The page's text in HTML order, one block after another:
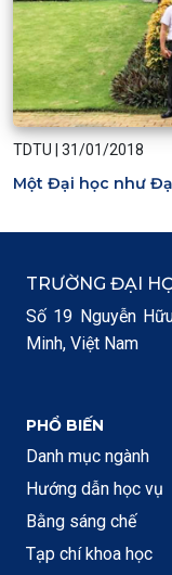
TDTU 31/01/2018
Một Đại học như
TRƯỜNG ĐẠI
Số 19 Nguyễn
Minh, Việt Nam
PHỔ BIẾN
Danh mục ngành
Hướng dẫn học vụ
Bằng sáng chế
Tạp chí khoa học